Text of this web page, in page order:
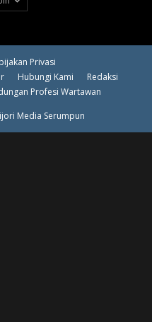
Privasi
Hubungi Kami
Redaksi
Profesi Wartawan
Media Serumpun